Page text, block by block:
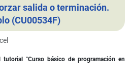
salida o terminación.
(CU00534F)
tutorial "Curso básico de programación en